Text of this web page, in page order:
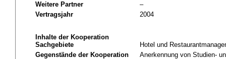
Weitere Partner
–
Vertragsjahr
2004
Inhalte der Kooperation
Sachgebiete
Hotel und
Gegenstände der Kooperation
Anerkennung von Studien-